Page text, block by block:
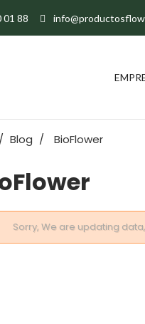
01 88
Blog BioFlower
Sorry, We are updating